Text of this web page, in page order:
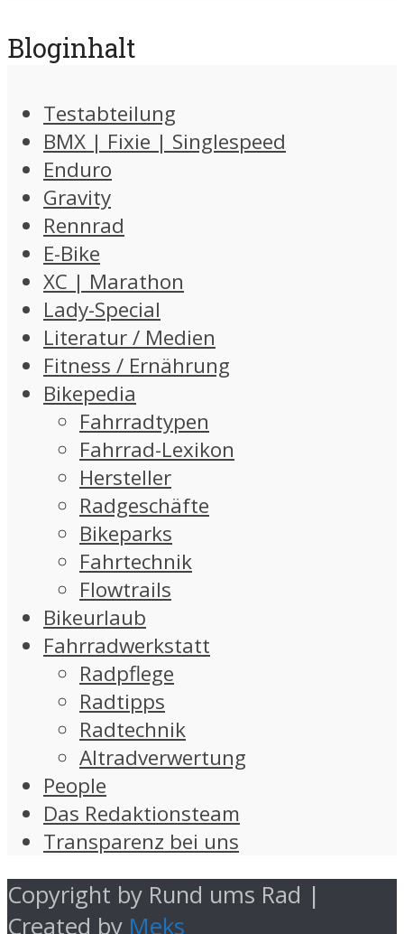
Bloginhalt
Testabteilung
BMX | Fixie | Singlespeed
Enduro
Gravity
Rennrad
E-Bike
XC | Marathon
Lady-Special
Literatur / Medien
Fitness / Ernährung
Bikepedia
Fahrradtypen
Fahrrad-Lexikon
Hersteller
Radgeschäfte
Bikeparks
Fahrtechnik
Flowtrails
Bikeurlaub
Fahrradwerkstatt
Radpflege
Radtipps
Radtechnik
Altradverwertung
People
Das Redaktionsteam
Transparenz bei uns
Copyright by Rund ums Rad |
Created by Meks